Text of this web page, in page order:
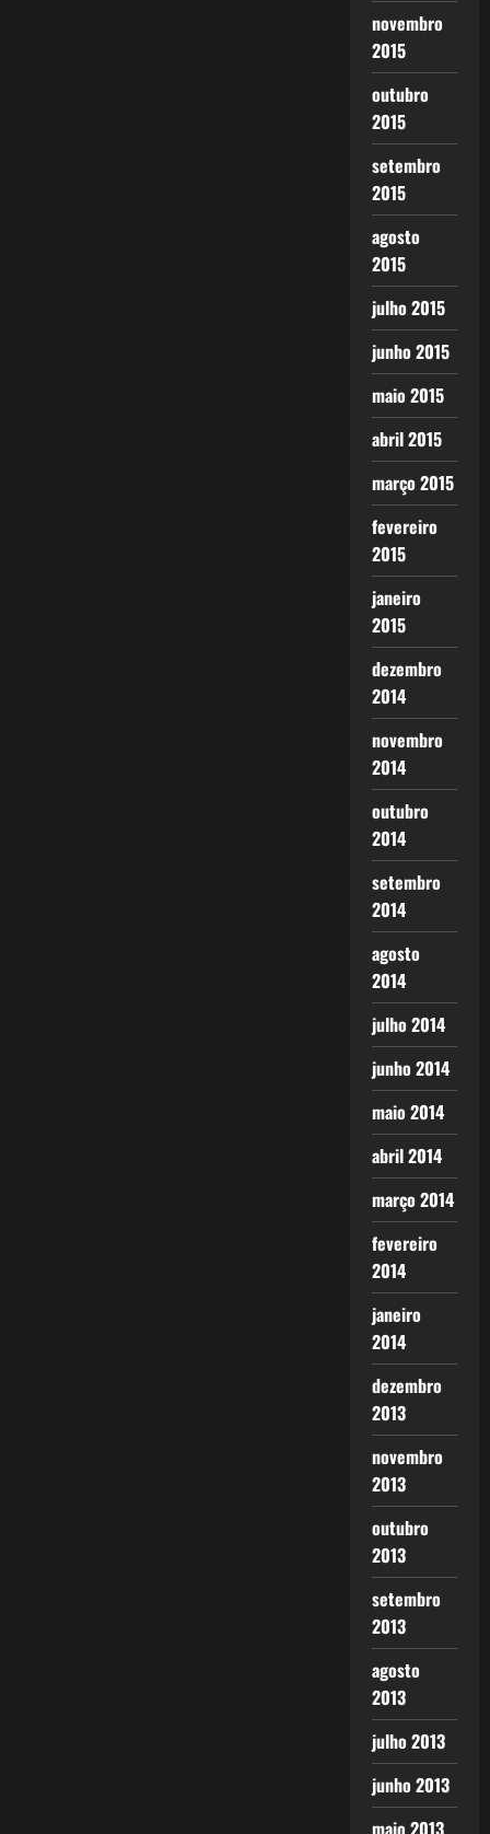
novembro
2015
outubro
2015
setembro
2015
agosto
2015
julho 2015
junho 2015
maio 2015
abril 2015
março 2015
fevereiro
2015
janeiro
2015
dezembro
2014
novembro
2014
outubro
2014
setembro
2014
agosto
2014
julho 2014
junho 2014
maio 2014
abril 2014
março 2014
fevereiro
2014
janeiro
2014
dezembro
2013
novembro
2013
outubro
2013
setembro
2013
agosto
2013
julho 2013
junho 2013
maio 2013